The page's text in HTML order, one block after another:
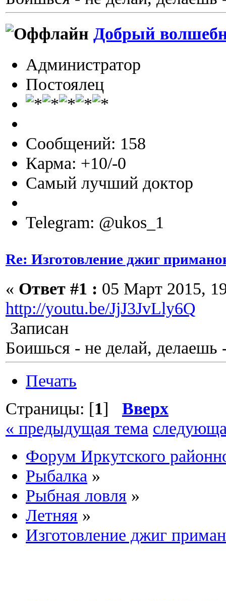
Добрый
Администратор
Постоялец
Сообщений: 158
Карма: +10/-0
Самый лучший доктор
Telegram: @ukos_1
Re: Изготовление джиг
« Ответ #1 : 05 Март 2015,
http://youtu.be/JjJ3JvLly6Q
Записан
Боишься - не делай, делаешь
Печать
Страницы: [1] Вверх
« предыдущая тема
Форум Иркутского
Рыбалка »
Рыбная ловля »
Летняя »
Изготовление джиг